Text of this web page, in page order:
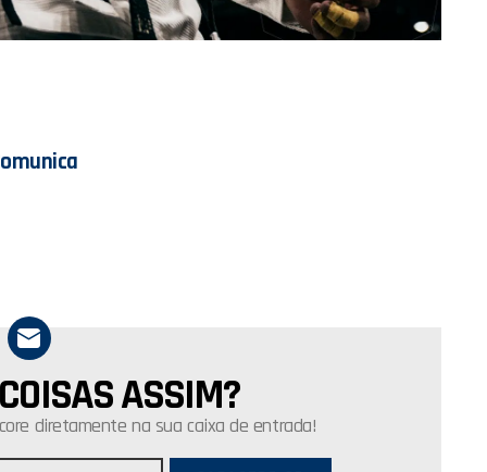
ASSIM?
diretamente na sua caixa de entrada!